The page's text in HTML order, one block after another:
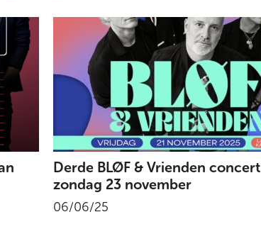
Derde BLØF & Vrienden
zondag 23 november
06/06/25